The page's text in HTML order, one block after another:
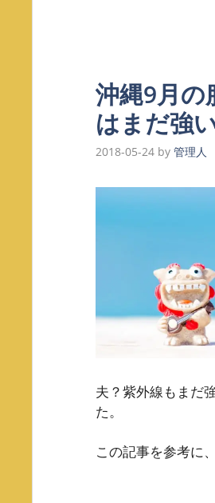
沖縄9月の
はまだ強
2018-05-24 by 管理人
夫？紫外線もまだ
た。
この記事を参考に